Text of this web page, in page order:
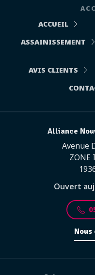
ACCUEIL
ASSAINISSEMENT
AVIS CLIENTS
Alliance
Avenue
ZONE
Ouvert